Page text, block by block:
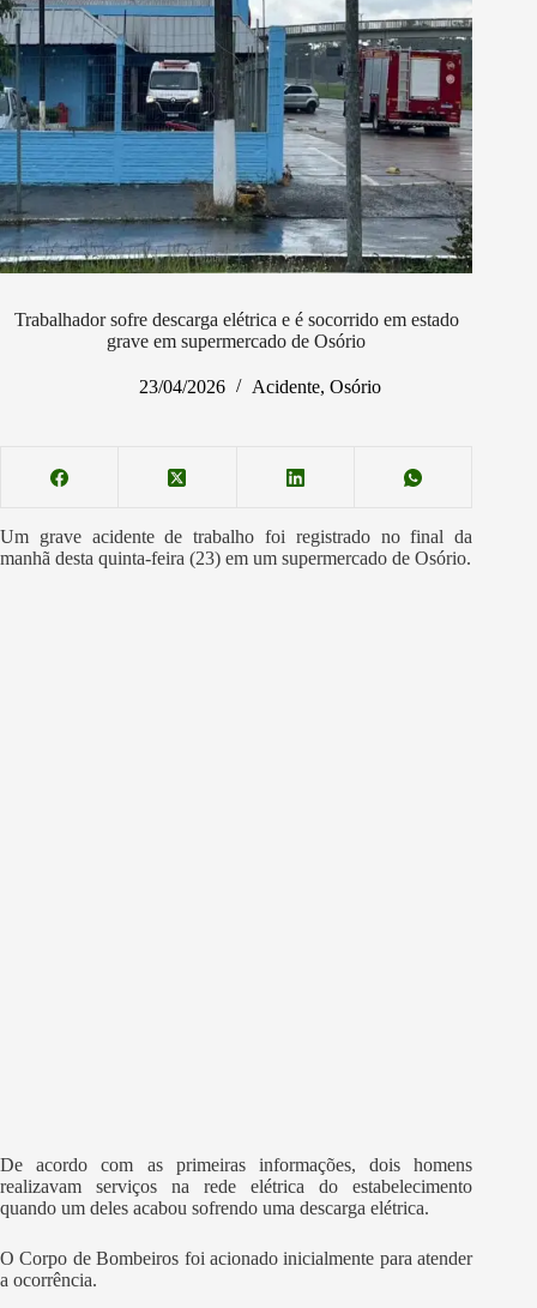
Trabalhador sofre descarga elétrica e é socorrido em estado
grave em supermercado de Osório
23/04/2026 Acidente,Osório
Um grave acidente de trabalho foi registrado no final da
manhã desta quinta-feira (23) em um supermercado de Osório.
De acordo com as primeiras informações, dois homens
realizavam serviços na rede elétrica do estabelecimento
quando um deles acabou sofrendo uma descarga elétrica.
O Corpo de Bombeiros foi acionado inicialmente para atender
a ocorrência.